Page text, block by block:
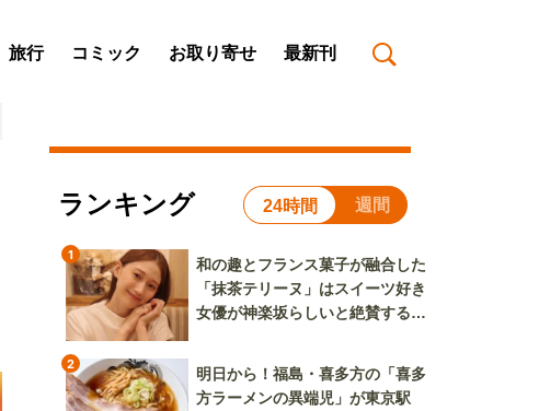
旅行 コミック お取り寄せ 最新刊
ランキング 24時間 週間
1
和の趣とフランス菓子が融合した
「抹茶テリーヌ」はスイーツ好き
女優が神楽坂らしいと絶賛する逸
2
明日から！福島・喜多方の「喜多
方ラーメンの異端児」が東京駅